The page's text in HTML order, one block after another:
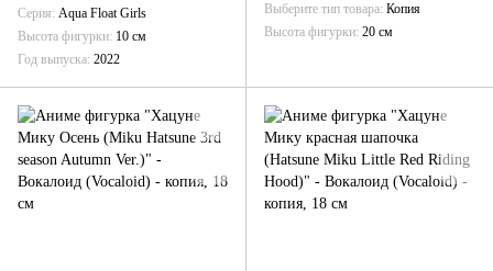
Серия Aqua Float Girls
Высота фигурки 10 см
Год выпуска 2022
Выберите тип товара Копия
Высота фигурки 20 см